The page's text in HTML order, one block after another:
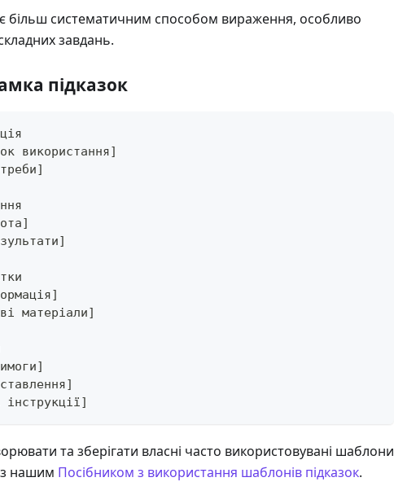
є більш систематичним способом вираження, особливо
завдань.
підказок
використання]
матеріали]
та зберігати власні часто використовувані шаблони
з нашим Посібником з використання шаблонів підказок.